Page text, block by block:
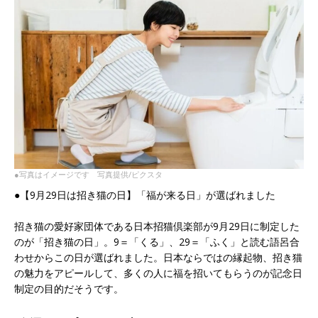
●写真はイメージです 写真提供/ピクスタ
●【9月29日は招き猫の日】「福が来る日」が選ばれました
招き猫の愛好家団体である日本招猫倶楽部が9月29日に制定した
のが「招き猫の日」。9＝「くる」、29＝「ふく」と読む語呂合
わせからこの日が選ばれました。日本ならではの縁起物、招き猫
の魅力をアピールして、多くの人に福を招いてもらうのが記念日
制定の目的だそうです。